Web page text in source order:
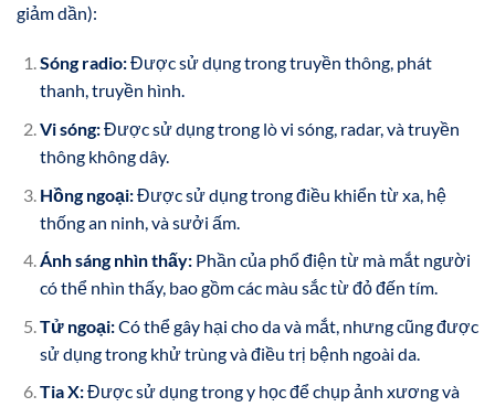
giảm dần):
Sóng radio:Được sử dụng trong truyền thông, phát
thanh, truyền hình.
Vi sóng:Được sử dụng trong lò vi sóng, radar, và truyền
thông không dây.
Hồng ngoại:Được sử dụng trong điều khiển từ xa, hệ
thống an ninh, và sưởi ấm.
Ánh sáng nhìn thấy:Phần của phổ điện từ mà mắt người
có thể nhìn thấy, bao gồm các màu sắc từ đỏ đến tím.
Tử ngoại:Có thể gây hại cho da và mắt, nhưng cũng được
sử dụng trong khử trùng và điều trị bệnh ngoài da.
Tia X:Được sử dụng trong y học để chụp ảnh xương và